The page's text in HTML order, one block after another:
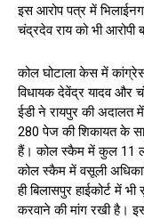
इस आरोप पत्र में
चंद्रदेव राय को भी आरोपी
कोल घोटाला केस में
विधायक देवेंद्र यादव और
ईडी ने रायपुर की अदालत
280 पेज की शिकायत के
हैं। कोल स्कैम में कुल 11
कोल स्कैम में वसूली
ही बिलासपुर हाईकोर्ट में
करवाने की मांग रखी है।